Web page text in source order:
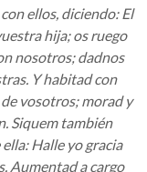
ellos, diciendo: El
hija; os ruego
nosotros; dadnos
Y habitad con
vosotros; morad y
Siquem también
Halle yo gracia
Aumentad a cargo